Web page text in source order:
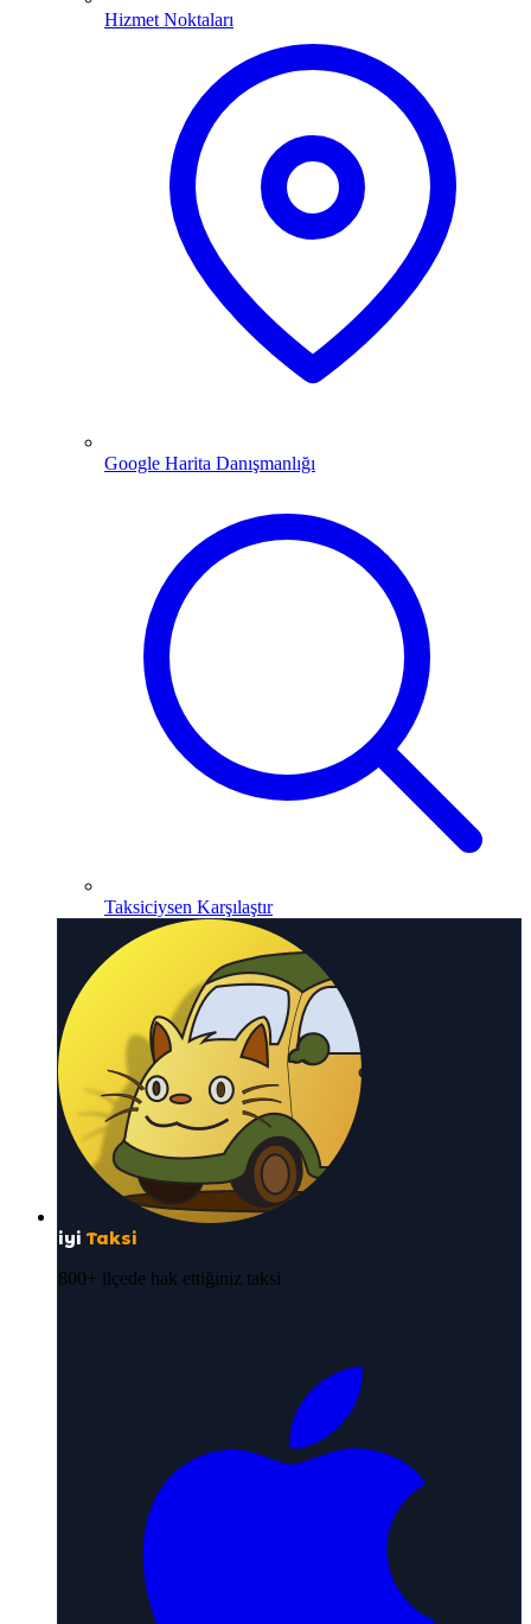
Hizmet Noktaları
Google Harita Danışmanlığı
Taksiciysen Karşılaştır
iyi Taksi
800+ ilçede hak ettiğiniz taksi